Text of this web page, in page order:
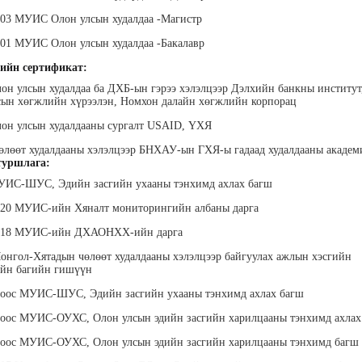
МУИС Олон улсын худалдаа -Магистр
МУИС Олон улсын худалдаа -Бакалавр
сертификат:
улсын худалдаа ба ДХБ-ын гэрээ хэлэлцээр Дэлхийн банкны институт,
хөгжлийн хүрээлэн, Номхон далайн хөгжлийн корпорац
улсын худалдааны сургалт USAID, ҮХЯ
худалдааны хэлэлцээр БНХАУ-ын ГХЯ-ы гадаад худалдааны
ШУС, Эдийн засгийн ухааны тэнхимд ахлах багш
МУИС-ийн Хяналт мониторингийн албаны дарга
МУИС-ийн ДХАОНХХ-ийн дарга
Хятадын чөлөөт худалдааны хэлэлцээр байгуулах ажлын хэсгийн
багийн гишүүн
МУИС-ШУС, Эдийн засгийн ухааны тэнхимд ахлах багш
МУИС-ОУХС, Олон улсын эдийн засгийн харилцааны тэнхимд
МУИС-ОУХС, Олон улсын эдийн засгийн харилцааны тэнхимд багш
Пүрэвдорж
дизайнер, Багш
Эрдэнэт үйлдвэрийн хүний
мэргэжилтэн
дээд
Жаргалсайхан
Сангичимаа
Эрх зүйч, хуульч, өмгөөлөгч
Дүүдэй Наранцэцэг
"Ар И ЭМ ХХК" Гүйцэтгэх
захирал